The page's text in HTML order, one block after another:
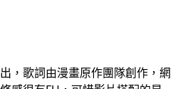
，歌詞由漫畫原作團隊創作，網